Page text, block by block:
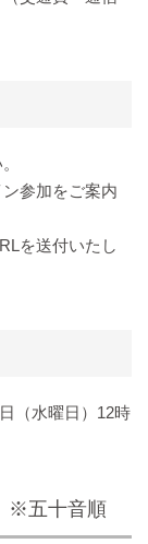
参加をご案内
を送付いたし
（水曜日）12時
※五十音順